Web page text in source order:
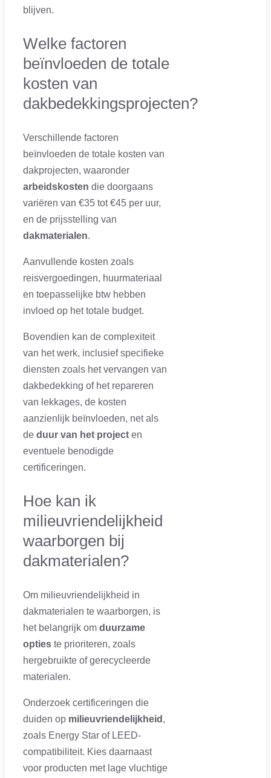
blijven.
Welke factoren
beïnvloeden de totale
kosten van
dakbedekkingsprojecten?
Verschillende factoren
beïnvloeden de totale kosten van
dakprojecten, waaronder
arbeidskosten die doorgaans
variëren van €35 tot €45 per uur,
en de prijsstelling van
dakmaterialen.
Aanvullende kosten zoals
reisvergoedingen, huurmateriaal
en toepasselijke btw hebben
invloed op het totale budget.
Bovendien kan de complexiteit
van het werk, inclusief specifieke
diensten zoals het vervangen van
dakbedekking of het repareren
van lekkages, de kosten
aanzienlijk beïnvloeden, net als
de duur van het project en
eventuele benodigde
certificeringen.
Hoe kan ik
milieuvriendelijkheid
waarborgen bij
dakmaterialen?
Om milieuvriendelijkheid in
dakmaterialen te waarborgen, is
het belangrijk om duurzame
opties te prioriteren, zoals
hergebruikte of gerecycleerde
materialen.
Onderzoek certificeringen die
duiden op milieuvriendelijkheid ,
zoals Energy Star of LEED-
compatibiliteit. Kies daarnaast
voor producten met lage vluchtige